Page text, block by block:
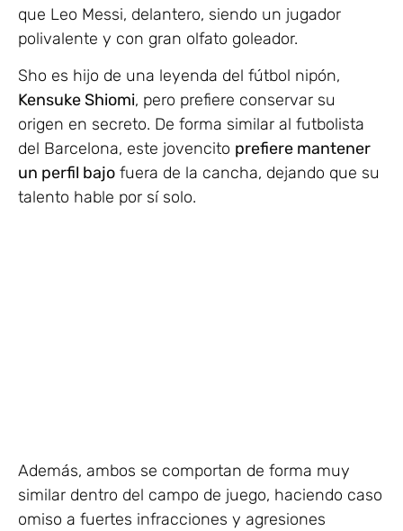
que Leo Messi, delantero, siendo un jugador
polivalente y con gran olfato goleador.
Sho es hijo de una leyenda del fútbol nipón,
Kensuke Shiomi, pero prefiere conservar su
origen en secreto. De forma similar al futbolista
del Barcelona, este jovencito prefiere mantener
un perfil bajo fuera de la cancha, dejando que su
talento hable por sí solo.
Además, ambos se comportan de forma muy
similar dentro del campo de juego, haciendo caso
omiso a fuertes infracciones y agresiones